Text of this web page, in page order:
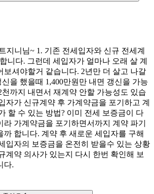
지니님~ 1. 기존 전세입자와 신규 전세계
니다. 그런데 세입자가 얼마나 오래 살 계
보셔야할거 같습니다. 2년만 더 살고 나갈
을 했을때 1,400만원만 내면 갱신을 가능
까지 내면서 재계약 안할 가능성도 있습
자가 신규계약 후 가계약금을 포기하고 계
할 수 있는 방법? 이미 전세 보증금이 다
라 가계약금을 포기하면서까지 계약 파기
까 합니다. 계약 후 새로운 세입자를 구해
입자의 보증금을 온전히 받을수 있는 상황
계약 의사가 있는지 다시 한번 확인해 보
다.